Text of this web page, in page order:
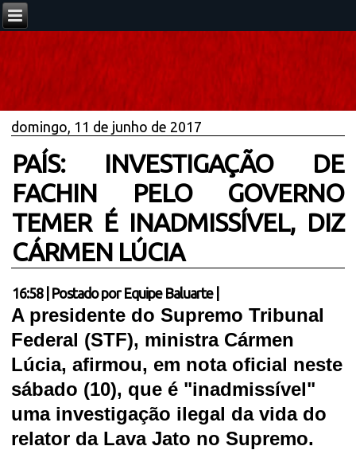
domingo, 11 de junho de 2017
PAÍS: INVESTIGAÇÃO DE
FACHIN PELO GOVERNO
TEMER É INADMISSÍVEL, DIZ
CÁRMEN LÚCIA
16:58| Postado por Equipe Baluarte
A presidente do Supremo Tribunal
Federal (STF), ministra Cármen
Lúcia, afirmou, em nota oficial neste
sábado (10), que é "inadmissível"
uma investigação ilegal da vida do
relator da Lava Jato no Supremo.